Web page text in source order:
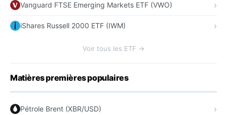
Vanguard FTSE Emerging Markets ETF (VWO)
iShares Russell 2000 ETF (IWM)
Voir tous les ETF →
Matières premières populaires
Pétrole Brent (XBR/USD)